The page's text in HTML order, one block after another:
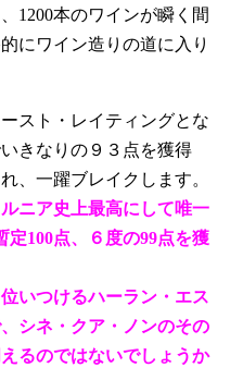
1200本のワインが瞬く間
にワイン造りの道に入り
スト・レイティングとな
きなりの９３点を獲得
、一躍ブレイクします。
ニア史上最高にして唯一
定100点、６度の99点を獲
いつけるハーラン・エス
シネ・クア・ノンのその
るのではないでしょうか